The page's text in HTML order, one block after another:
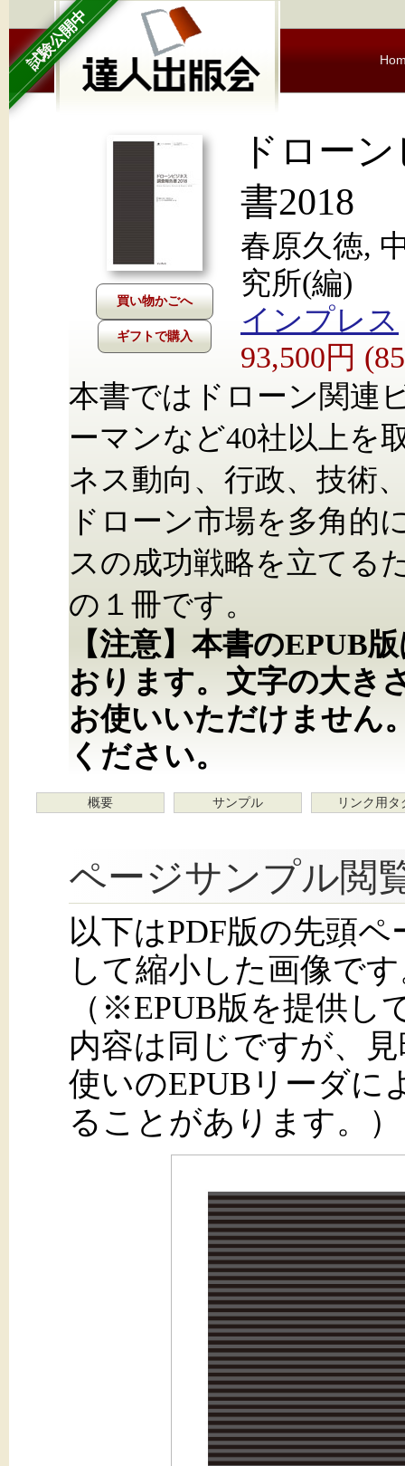
試験公開中
ギフトで購入
ドロー
書2018
春原久徳,
究所(編)
インプレス
93,500円
本書ではドローン関連
ーマンなど40社以上を
ネス動向、行政、技術
ドローン市場を多角的
スの成功戦略を立てる
の１冊です。
【注意】本書のEPUB
おります。文字の大き
お使いいただけません
ください。
概要 サンプル リンク用タ
ページサンプル閲
以下はPDF版の先頭
して縮小した画像で
（※EPUB版を提供し
内容は同じですが、
使いのEPUBリーダに
ることがあります。）